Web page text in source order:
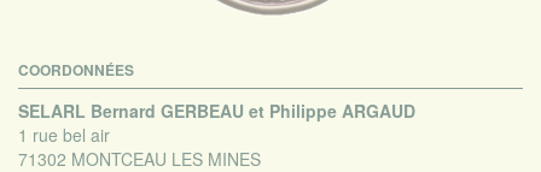
COORDONNÉES
SELARL Bernard GERBEAU et Philippe ARGAUD
1 rue bel air
71302 MONTCEAU LES MINES